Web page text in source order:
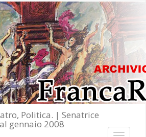
Politica. | Senatrice
gennaio 2008